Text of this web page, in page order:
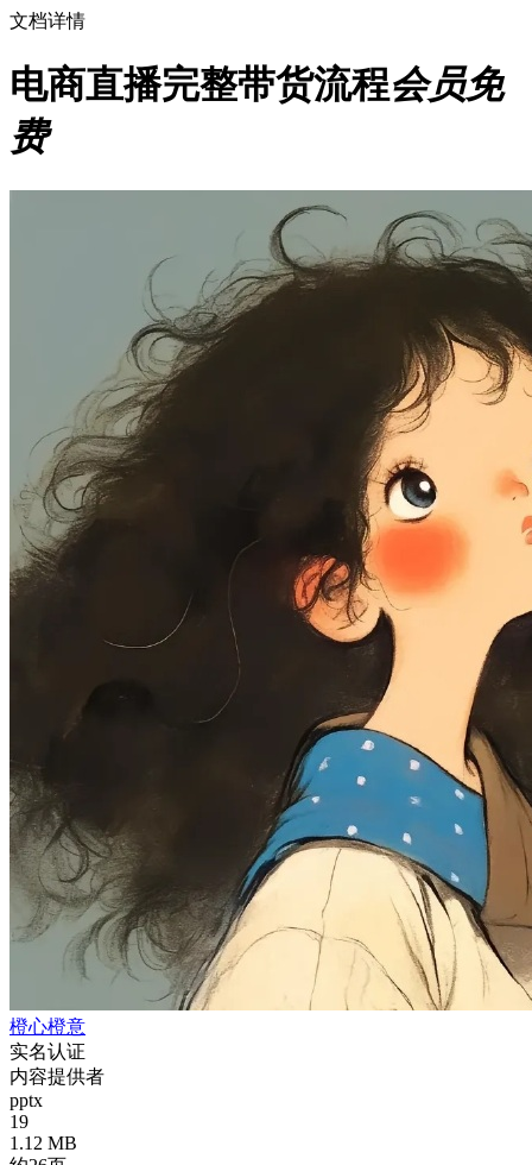
文档详情
电商直播完整带货流程会员免
费
橙心橙意
实名认证
内容提供者
pptx
19
1.12 MB